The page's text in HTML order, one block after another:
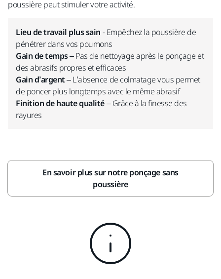
poussière peut stimuler votre activité.
Lieu de travail plus sain - Empêchez la poussière de
pénétrer dans vos poumons
Gain de temps– Pas de nettoyage après le ponçage et
des abrasifs propres et efficaces
Gain d’argent– L’absence de colmatage vous permet
de poncer plus longtemps avec le même abrasif
Finition de haute qualité– Grâce à la finesse des
rayures
En savoir plus sur notre ponçage sans
poussière